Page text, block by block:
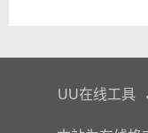
UU在线工具